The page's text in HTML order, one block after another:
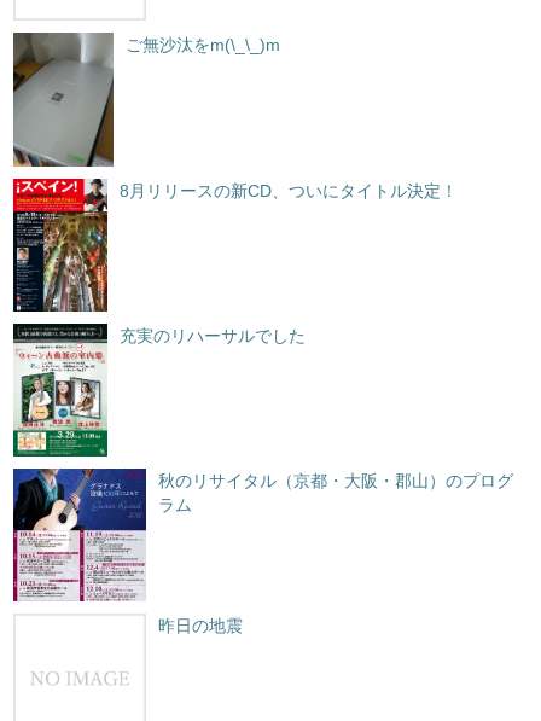
ご無沙汰をm(\_\_)m
8月リリースの新CD、ついにタイトル決定！
充実のリハーサルでした
秋のリサイタル（京都・大阪・郡山）のプログ
ラム
昨日の地震